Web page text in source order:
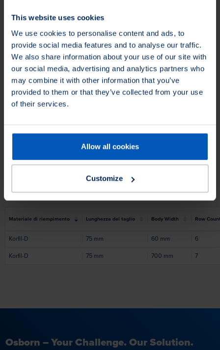
This website uses cookies
We use cookies to personalise content and ads, to
provide social media features and to analyse our traffic.
We also share information about your use of our site with
our social media, advertising and analytics partners who
may combine it with other information that you’ve
provided to them or that they’ve collected from your use
of their services.
Allow all cookies
Customize
Questo prodotto non è disponibile in Nord America.Puoi
comunque richiedere il prodotto e ti troveremo un
Materiale di riempimento Lunghezza del taglio Body Width Row
Korfil-D 75 mm 60 mm
6
Korfil-D
75 mm 700 mm 7
Osborn – Your Challenge. Our Solution.